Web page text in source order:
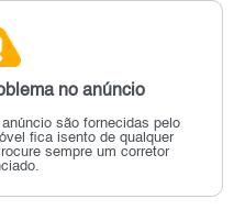
no anúncio
são fornecidas pelo
fica isento de qualquer
sempre um corretor